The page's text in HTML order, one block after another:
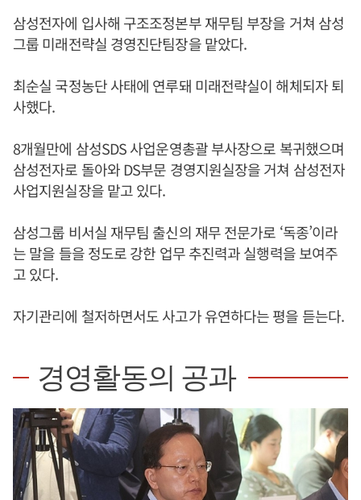
삼성전자에 입사해 구조조정본부 재무팀 부장을 거쳐 삼성
그룹 미래전략실 경영진단팀장을 맡았다.
최순실 국정농단 사태에 연루돼 미래전략실이 해체되자 퇴
사했다.
8개월만에 삼성SDS 사업운영총괄 부사장으로 복귀했으며
삼성전자로 돌아와 DS부문 경영지원실장을 거쳐 삼성전자
사업지원실장을 맡고 있다.
삼성그룹 비서실 재무팀 출신의 재무 전문가로 ‘독종’이라
는 말을 들을 정도로 강한 업무 추진력과 실행력을 보여주
고 있다.
자기관리에 철저하면서도 사고가 유연하다는 평을 듣는다.
경영활동의 공과